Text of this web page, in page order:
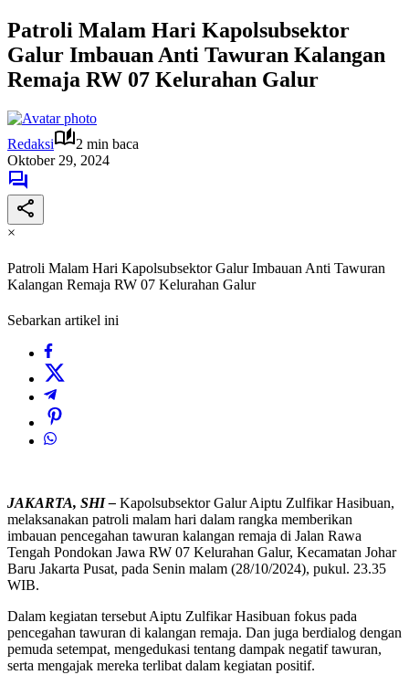
Patroli Malam Hari Kapolsubsektor
Galur Imbauan Anti Tawuran Kalangan
Remaja RW 07 Kelurahan Galur
Redaksi
2 min baca
Oktober 29, 2024
×
Patroli Malam Hari Kapolsubsektor Galur Imbauan Anti Tawuran
Kalangan Remaja RW 07 Kelurahan Galur
Sebarkan artikel ini
JAKARTA, SHI – Kapolsubsektor Galur Aiptu Zulfikar Hasibuan,
melaksanakan patroli malam hari dalam rangka memberikan
imbauan pencegahan tawuran kalangan remaja di Jalan Rawa
Tengah Pondokan Jawa RW 07 Kelurahan Galur, Kecamatan Johar
Baru Jakarta Pusat, pada Senin malam (28/10/2024), pukul. 23.35
WIB.
Dalam kegiatan tersebut Aiptu Zulfikar Hasibuan fokus pada
pencegahan tawuran di kalangan remaja. Dan juga berdialog dengan
pemuda setempat, mengedukasi tentang dampak negatif tawuran,
serta mengajak mereka terlibat dalam kegiatan positif.